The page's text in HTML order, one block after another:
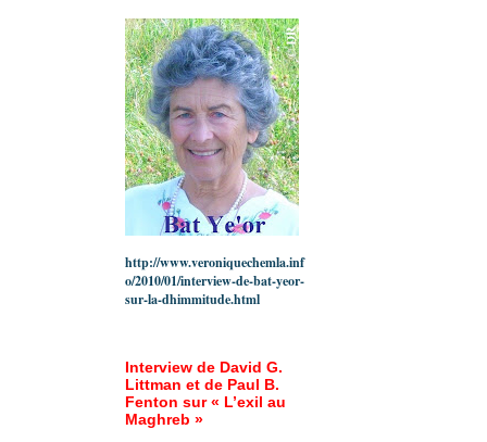
http://www.veroniquechemla.inf
o/2010/01/interview-de-bat-yeor-
sur-la-dhimmitude.html
Interview de David G.
Littman et de Paul B.
Fenton sur « L’exil au
Maghreb »